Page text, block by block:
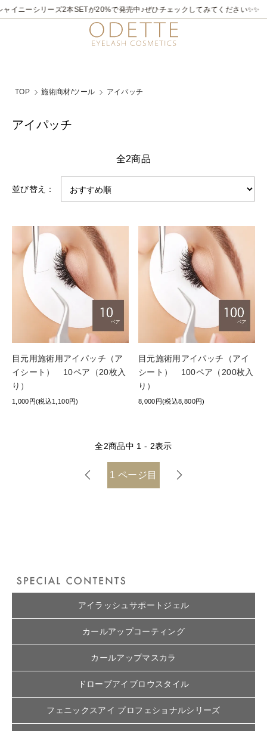
イニーシリーズ2本SETが20%で発売中♪ぜひチェックしてみてください✨✨
TOP 施術商材/ツール アイパッチ
アイパッチ
全2商品
並び替え：
目元用施術用アイパッチ（ア
イシート） 10ペア（20枚入
り）
1,000円(税込1,100円)
目元施術用アイパッチ（アイ
シート） 100ペア（200枚入
り）
8,000円(税込8,800円)
全2商品中 1 - 2表示
1ページ目
アイラッシュサポートジェル
カールアップコーティング
カールアップマスカラ
ドローブアイブロウスタイル
フェニックスアイ プロフェショナルシリーズ